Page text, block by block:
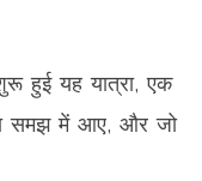
हुई यह यात्रा, एक
समझ में आए, और जो